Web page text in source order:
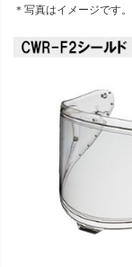
＊写真はイメージです。